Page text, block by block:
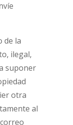
de la
ilegal,
suponer
otra
al